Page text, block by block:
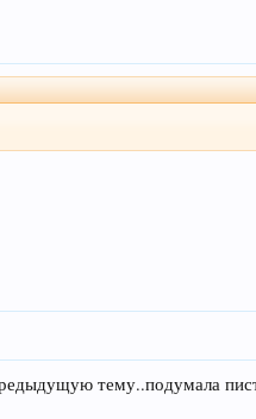
тему..подумала